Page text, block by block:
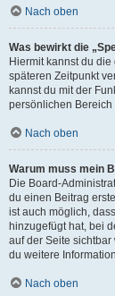
Nach oben
Was bewirkt die
Hiermit kannst du
späteren Zeitpunkt
kannst du mit der
persönlichen
Nach oben
Warum muss mein
Die Board-
du einen Beitrag
ist auch möglich,
hinzugefügt hat, bei
auf der Seite
du weitere
Nach oben